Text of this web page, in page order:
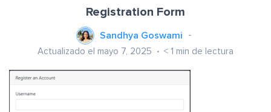
Registration Form
Sandhya Goswami
Actualizado el mayo 7, 2025 < 1 min de lectura